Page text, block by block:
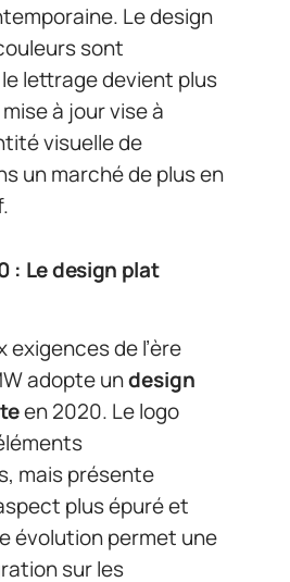
Le design
sont
lettrage devient plus
à jour vise à
visuelle de
un marché de plus en
: Le design plat
exigences de l’ère
adopte undesign
en 2020. Le logo
mais présente
plus épuré et
évolution permet une
sur les